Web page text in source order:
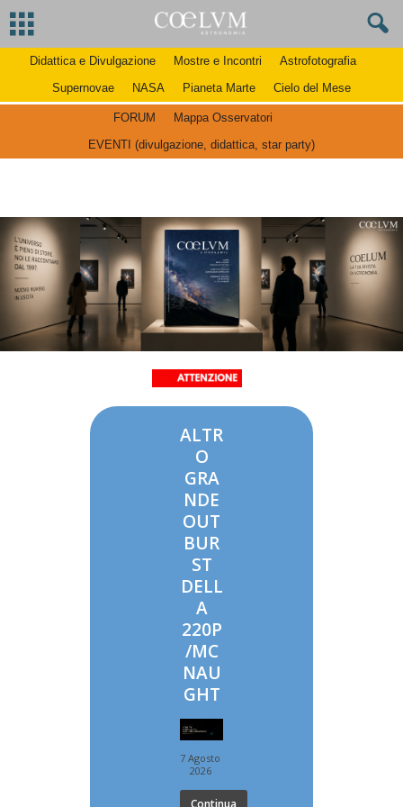
Didattica e Divulgazione Mostre e Incontri
Astrofotografia
Supernovae
NASA Pianeta Marte Cielo del Mese
FORUM
Mappa Osservatori
EVENTI (divulgazione, didattica, star party)
ALTR
O
GRA
NDE
OUT
BUR
ST
DELL
A
220P
/MC
NAU
GHT
7 Agosto
2026
Continua